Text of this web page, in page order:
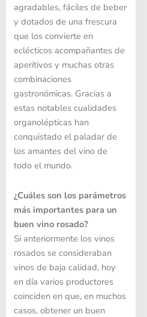
agradables, fáciles de beber
y dotados de una frescura
que los convierte en
eclécticos acompañantes de
aperitivos y muchas otras
combinaciones
gastronómicas. Gracias a
estas notables cualidades
organolépticas han
conquistado el paladar de
los amantes del vino de
todo el mundo.
¿Cuáles son los parámetros
más importantes para un
buen vino rosado?
Si anteriormente los vinos
rosados ​​se consideraban
vinos de baja calidad, hoy
en día varios productores
coinciden en que, en muchos
casos, obtener un buen